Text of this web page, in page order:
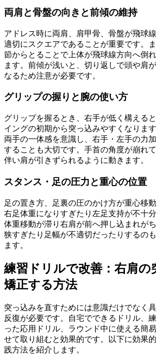
両肩と骨盤の向きと前傾の維持
アドレス時に両肩、肩甲骨、骨盤が飛球
適切にスクエアであることが重要です。
節からとることで上体が飛球線方向へ倒
ます。前傾が浅いと、切り返しで頭や肩
なるため注意が必要です。
グリップの握りと腕の使い方
グリップを握るとき、右手が低く構える
イングの初期から突っ込みやすくなりま
両手の一体感を意識し、右手・左手の力
することも大切です。手首の角度が崩れ
伴い肩が引きずられるように動きます。
スタンス・足の圧力と重心の位置
足の置き方、足裏の圧のかけ方が重心移
右足体重になりすぎたり左足支持が不十
体重移動が滞り右肩が前へ押し込まれが
狭すぎたり足幅が不適切だったりするの
ます。
練習ドリルで改善：右肩の
矯正する方法
突っ込みを直すためには意識だけでなく
反復が必要です。自宅でできるドリル、
った応用ドリル、ラウンド中に使える簡
せて取り組むと効果的です。以下に効果
践方法を紹介します。